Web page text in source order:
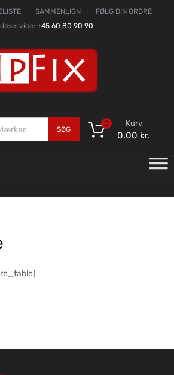
SAMMENLIGN
FØLG DIN ORDRE
+45 60 80 90 90
SØG
Kurv
0,00 kr.
0